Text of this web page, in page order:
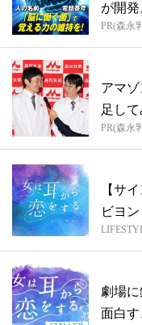
が開
PR(森永
アマ
足して
PR(森永
【サ
ビヨ
...
劇場
面白